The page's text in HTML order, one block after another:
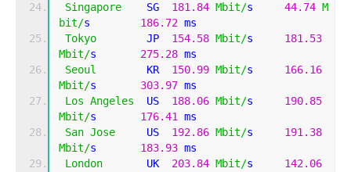
Singapore
    SG
181.84 Mbit/s 44.74 M
bit/s 186.72 ms
Tokyo
        JP
154.58 Mbit/s 181.53
Mbit/s 275.28 ms
Seoul
        KR
150.99 Mbit/s 166.16
Mbit/s 303.97 ms
Los Angeles
  US
188.06 Mbit/s 190.85
Mbit/s 176.41
ms
San Jose
     US
192.86 Mbit/s 191.38
Mbit/s 183.93 ms
London
       UK
203.84 Mbit/s 142.06